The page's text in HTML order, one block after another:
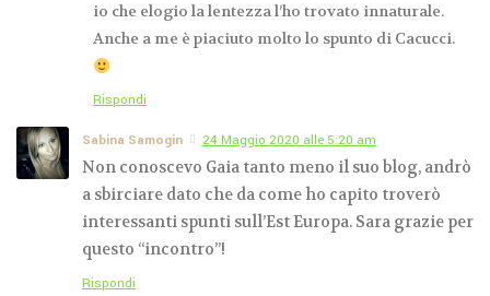
io che elogio la lentezza l’ho trovato innaturale.
Anche a me è piaciuto molto lo spunto di Cacucci.
Rispondi
Sabina Samogin 24 Maggio 2020 alle 5:20 am
Non conoscevo Gaia tanto meno il suo blog, andrò
a sbirciare dato che da come ho capito troverò
interessanti spunti sull’Est Europa. Sara grazie per
questo “incontro”!
Rispondi